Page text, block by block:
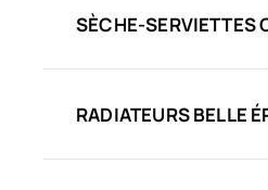
SÈCHE-SERVIETTES
RADIATEURS BELLE